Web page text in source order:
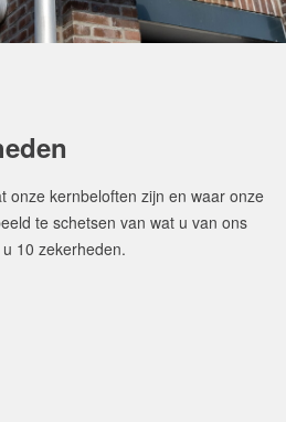
onze kernbeloften zijn en waar onze
te schetsen van wat u van ons
10 zekerheden.